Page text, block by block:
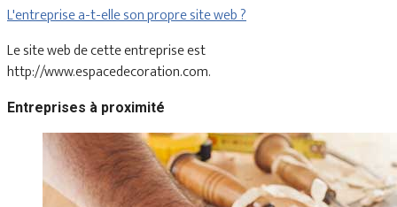
L'entreprise a-t-elle son propre site web ?
Le site web de cette entreprise est
http://www.espacedecoration.com.
Entreprises à proximité